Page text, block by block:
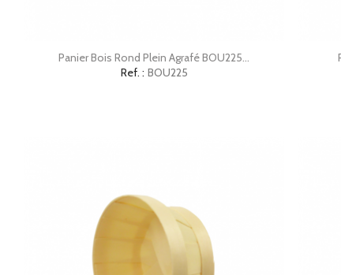
Panier Bois Rond Plein Agrafé BOU225...
Ref. : BOU225
Aperçu rapide